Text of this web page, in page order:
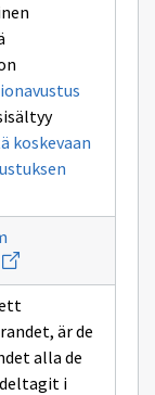
sivulle
koskevaan
Avaa
uuden
är de
alla de
i